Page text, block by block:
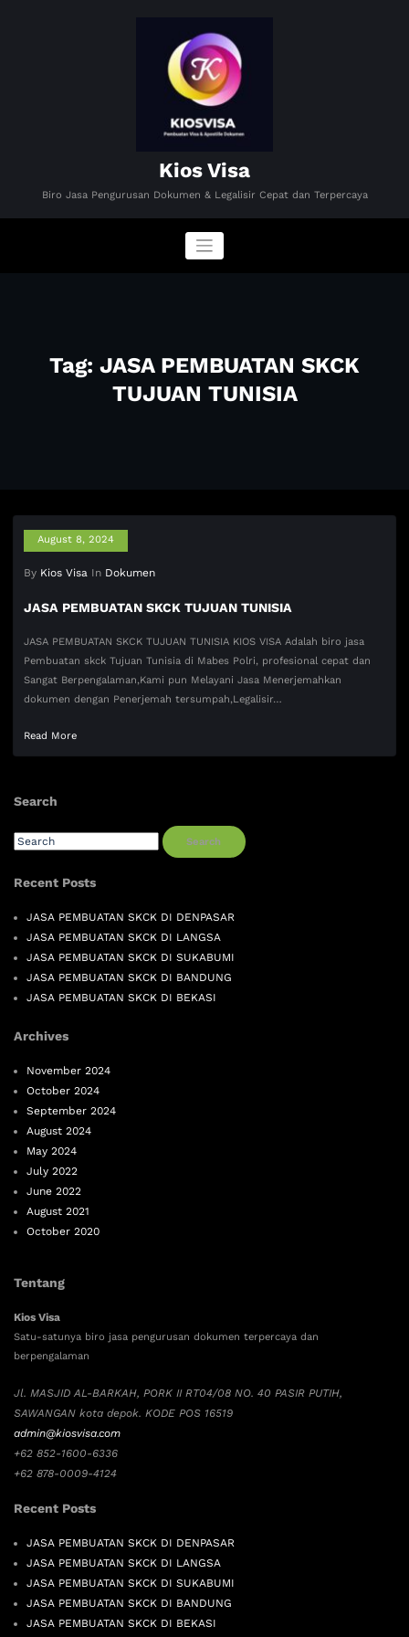
Kios Visa
Biro Jasa Pengurusan Dokumen & Legalisir Cepat dan Terpercaya
Tag: JASA PEMBUATAN SKCK
TUJUAN TUNISIA
August 8, 2024
By Kios Visa In Dokumen
JASA PEMBUATAN SKCK TUJUAN TUNISIA
JASA PEMBUATAN SKCK TUJUAN TUNISIA KIOS VISA Adalah biro jasa
Pembuatan skck Tujuan Tunisia di Mabes Polri, profesional cepat dan
Sangat Berpengalaman,Kami pun Melayani Jasa Menerjemahkan
dokumen dengan Penerjemah tersumpah,Legalisir…
Read More
Search
Search
Recent Posts
JASA PEMBUATAN SKCK DI DENPASAR
JASA PEMBUATAN SKCK DI LANGSA
JASA PEMBUATAN SKCK DI SUKABUMI
JASA PEMBUATAN SKCK DI BANDUNG
JASA PEMBUATAN SKCK DI BEKASI
Archives
November 2024
October 2024
September 2024
August 2024
May 2024
July 2022
June 2022
August 2021
October 2020
Tentang
Kios Visa
Satu-satunya biro jasa pengurusan dokumen terpercaya dan
berpengalaman
Jl. MASJID AL-BARKAH, PORK II RT04/08 NO. 40 PASIR PUTIH,
SAWANGAN kota depok. KODE POS 16519
admin@kiosvisa.com
+62 852-1600-6336
+62 878-0009-4124
Recent Posts
JASA PEMBUATAN SKCK DI DENPASAR
JASA PEMBUATAN SKCK DI LANGSA
JASA PEMBUATAN SKCK DI SUKABUMI
JASA PEMBUATAN SKCK DI BANDUNG
JASA PEMBUATAN SKCK DI BEKASI